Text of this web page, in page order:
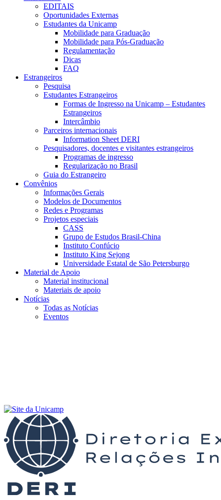
EDITAIS
Oportunidades Externas
Estudantes da Unicamp
Mobilidade para Graduação
Mobilidade para Pós-Graduação
Regulamentação
Dicas
FAQ
Estrangeiros
Pesquisa
Estudantes Estrangeiros
Formas de Ingresso na Unicamp – Estudantes
Estrangeiros
Intercâmbio
Parceiros internacionais
Information Sheet DERI
Pesquisadores, docentes e visitantes estrangeiros
Programas de ingresso
Regularização no Brasil
Guia do Estrangeiro
Convênios
Informações Gerais
Modelos de Documentos
Redes e Programas
Projetos especiais
CASS
Grupo de Estudos Brasil-China
Instituto Confúcio
Instituto King Sejong
Universidade Estatal de São Petersburgo
Material de Apoio
Material institucional
Materiais de apoio
Notícias
Todas as Notícias
Eventos